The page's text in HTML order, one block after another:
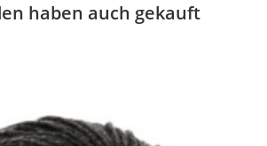
haben auch gekauft